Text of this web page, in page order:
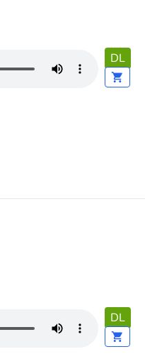
DL
DL